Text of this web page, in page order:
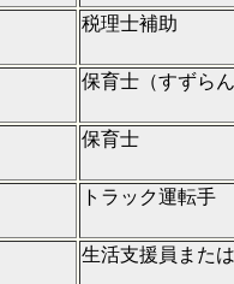
税理士補助
保育士（すずらん
保育士
トラック運転手
生活支援員また